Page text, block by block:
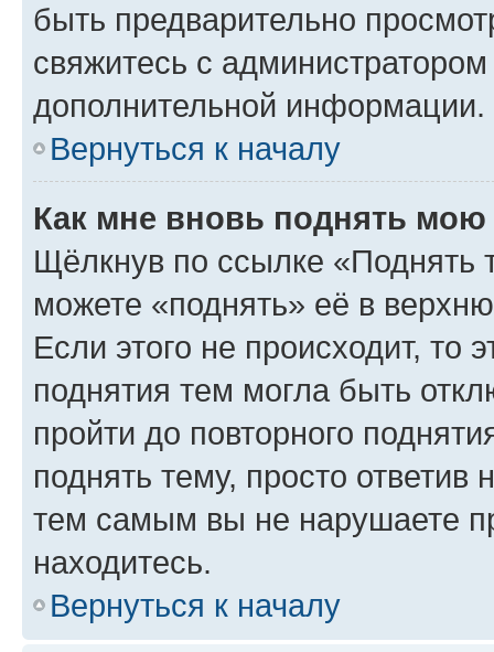
быть предварительно
свяжитесь с
дополнительной информации.
Вернуться к началу
Как мне вновь поднять мою
Щёлкнув по ссылке «Поднять
можете «поднять» её в
Если этого не происходит, то
поднятия тем могла быть
пройти до повторного
поднять тему, просто ответив
тем самым вы не нарушаете
находитесь.
Вернуться к началу